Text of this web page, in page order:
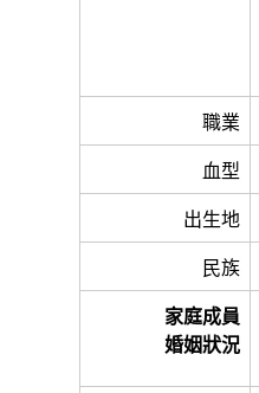
職業
血型
出生地
民族
家庭成員
婚姻狀況